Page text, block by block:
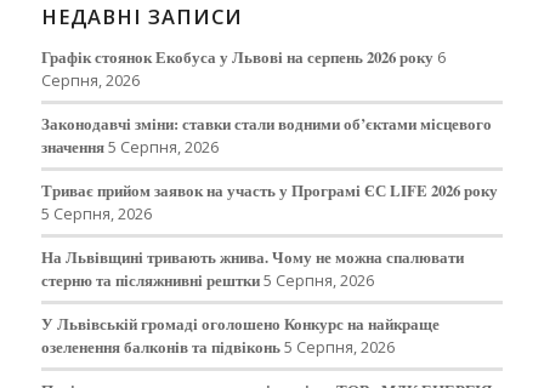
НЕДАВНІ ЗАПИСИ
Графік стоянок Екобуса у Львові на серпень 2026 року 6
Серпня, 2026
Законодавчі зміни: ставки стали водними об’єктами місцевого
значення5 Серпня, 2026
Триває прийом заявок на участь у Програмі ЄС LIFE 2026 року
5 Серпня, 2026
На Львівщині тривають жнива. Чому не можна спалювати
стерню та післяжнивні рештки5 Серпня, 2026
У Львівській громаді оголошено Конкурс на найкраще
озеленення балконів та підвіконь5 Серпня, 2026